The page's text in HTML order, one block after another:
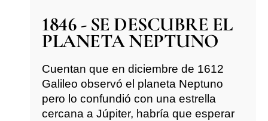
1846 - SE DESCUBRE EL
PLANETA NEPTUNO
Cuentan que en diciembre de 1612
Galileo observó el planeta Neptuno
pero lo confundió con una estrella
cercana a Júpiter, habría que esperar